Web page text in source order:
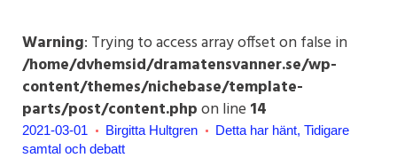
Warning: Trying to access array offset on false in
/home/dvhemsid/dramatensvanner.se/wp-
content/themes/nichebase/template-
parts/post/content.phpon line 14
2021-03-01 Birgitta Hultgren Detta har hänt Tidigare
samtal och debatt